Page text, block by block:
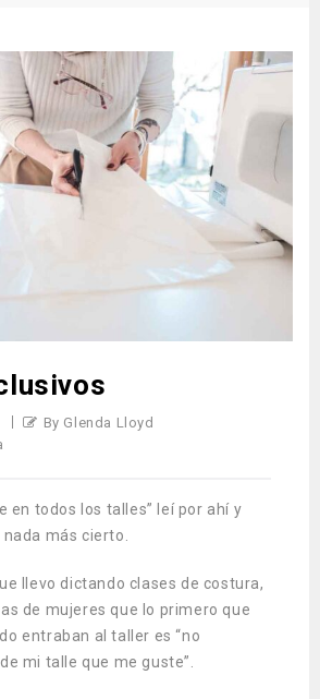
By Glenda Lloyd
en todos los talles” leí por ahí y
más cierto.
llevo dictando clases de costura,
de mujeres que lo primero que
entraban al taller es “no
mi talle que me guste”.